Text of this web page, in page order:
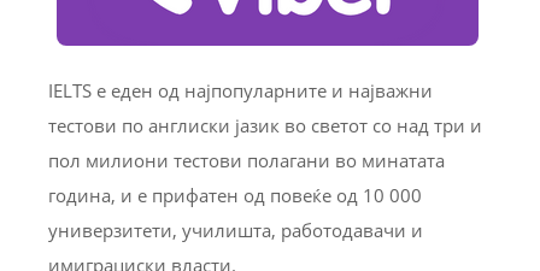
IELTS е еден од најпопуларните и најважни
тестови по англиски јазик во светот со над три и
пол милиони тестови полагани во минатата
година, и е прифатен од повеќе од 10 000
универзитети, училишта, работодавачи и
имиграциски власти.